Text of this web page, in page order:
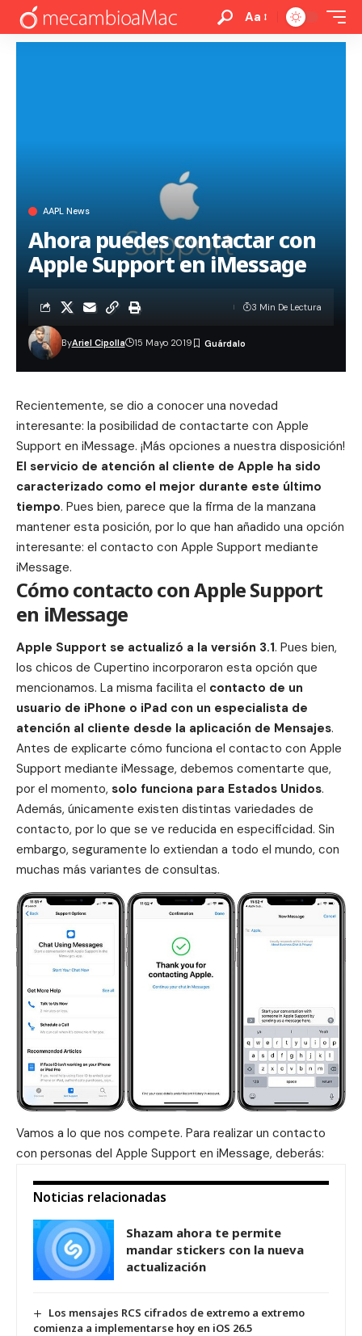
Aa
AAPL News
Ahora puedes contactar con
Apple Support en iMessage
ByAriel Cipolla 15 Mayo 2019
3 Min De Lectura
Recientemente, se dio a conocer una novedad
interesante: la posibilidad de contactarte con Apple
Support en iMessage. ¡Más opciones a nuestra disposición!
El servicio de atención al cliente de Apple ha sido
caracterizado como el mejor durante este último
tiempo. Pues bien, parece que la firma de la manzana
mantener esta posición, por lo que han añadido una opción
interesante: el contacto con Apple Support mediante
iMessage.
Cómo contacto con Apple Support
en iMessage
Apple Support se actualizó a la versión 3.1. Pues bien,
los chicos de Cupertino incorporaron esta opción que
mencionamos. La misma facilita el contacto de un
usuario de iPhone o iPad con un especialista de
atención al cliente desde la aplicación de Mensajes.
Antes de explicarte cómo funciona el contacto con Apple
Support mediante iMessage, debemos comentarte que,
por el momento, solo funciona para Estados Unidos.
Además, únicamente existen distintas variedades de
contacto, por lo que se ve reducida en especificidad. Sin
embargo, seguramente lo extiendan a todo el mundo, con
muchas más variantes de consultas.
Vamos a lo que nos compete. Para realizar un contacto
con personas del Apple Support en iMessage, deberás:
Noticias relacionadas
Shazam ahora te permite
mandar stickers con la nueva
actualización
Los mensajes RCS cifrados de extremo a extremo
comienza a implementarse hoy en iOS 26.5